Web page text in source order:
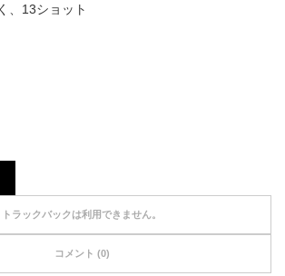
く、13ショット
トラックバックは利用できません。
コメント (0)